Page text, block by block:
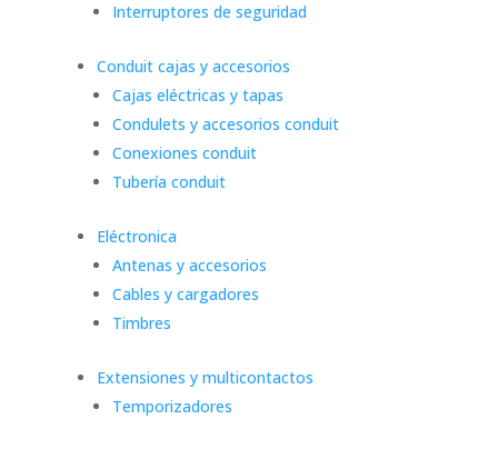
Interruptores de seguridad
Conduit cajas y accesorios
Cajas eléctricas y tapas
Condulets y accesorios conduit
Conexiones conduit
Tubería conduit
Eléctronica
Antenas y accesorios
Cables y cargadores
Timbres
Extensiones y multicontactos
Temporizadores